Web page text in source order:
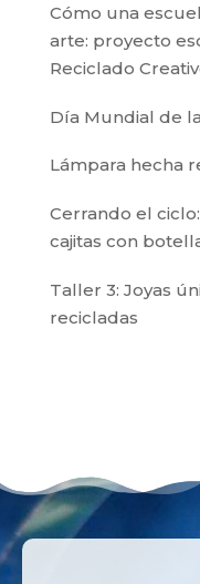
Cómo una
arte: proyecto
Reciclado
Día Mundial de
Lámpara hecha
Cerrando el
cajitas con
Taller 3: Joyas
recicladas